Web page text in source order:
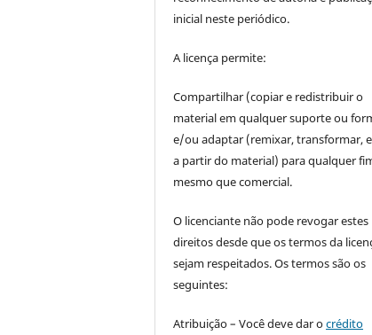
inicial neste periódico.
A licença permite:
Compartilhar (copiar e redistribuir o
material em qualquer suporte ou
e/ou adaptar (remixar, transformar,
a partir do material) para qualquer
mesmo que comercial.
O licenciante não pode revogar estes
direitos desde que os termos da
sejam respeitados. Os termos são os
seguintes:
Atribuição – Você deve dar ocrédito